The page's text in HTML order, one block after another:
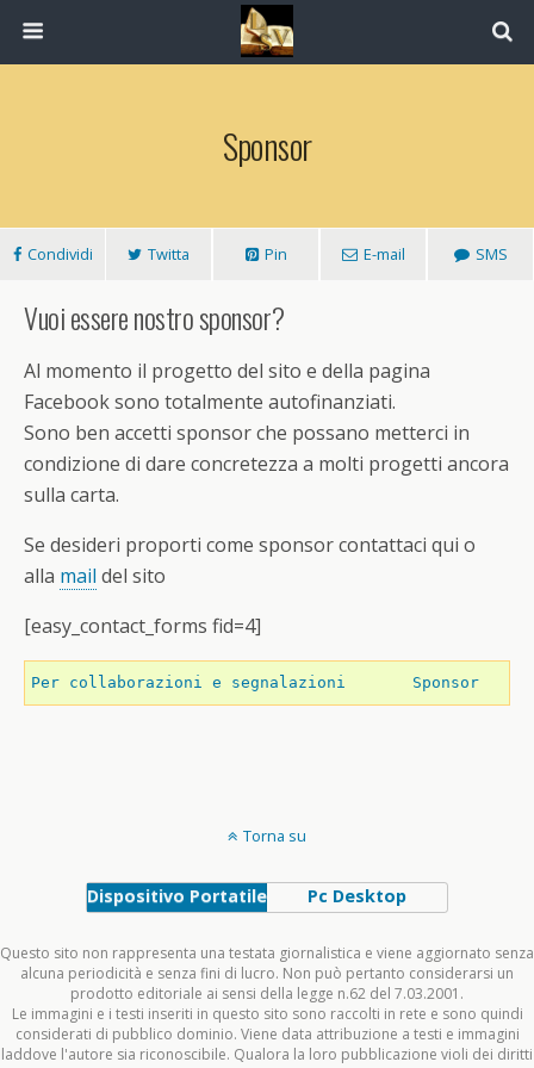
Sponsor
Condividi Twitta Pin E-mail SMS
Vuoi essere nostro sponsor?
Al momento il progetto del sito e della pagina
Facebook sono totalmente autofinanziati.
Sono ben accetti sponsor che possano metterci in
condizione di dare concretezza a molti progetti ancora
sulla carta.
Se desideri proporti come sponsor contattaci qui o
alla mail del sito
[easy_contact_forms fid=4]
Per collaborazioni e segnalazioni Sponsor
Torna su
Dispositivo Portatile Pc Desktop
Questo sito non rappresenta una testata giornalistica e viene aggiornato senza
alcuna periodicità e senza fini di lucro. Non può pertanto considerarsi un
prodotto editoriale ai sensi della legge n.62 del 7.03.2001.
Le immagini e i testi inseriti in questo sito sono raccolti in rete e sono quindi
considerati di pubblico dominio. Viene data attribuzione a testi e immagini
laddove l'autore sia riconoscibile. Qualora la loro pubblicazione violi dei diritti